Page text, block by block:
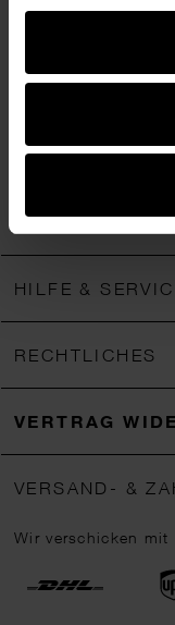
Sie sind
05251 2882
HILFE &
RECHTLICHES
VERTRAG
VERSAND- &
Wir verschicken mit